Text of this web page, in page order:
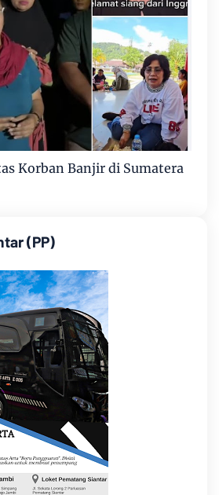
Korban Banjir di Sumatera
(PP)